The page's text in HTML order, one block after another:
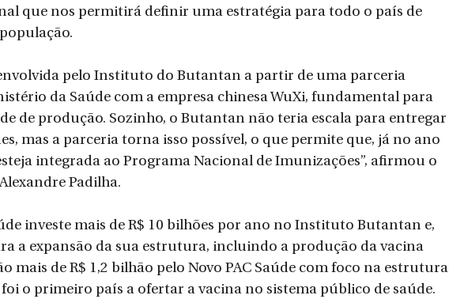
que nos permitirá definir uma estratégia para todo o país de
pelo Instituto do Butantan a partir de uma parceria
da Saúde com a empresa chinesa WuXi, fundamental para
de produção. Sozinho, o Butantan não teria escala para entregar
mas a parceria torna isso possível, o que permite que, já no ano
integrada ao Programa Nacional de Imunizações”, afirmou o
Padilha.
investe mais de R$ 10 bilhões por ano no Instituto Butantan e,
a expansão da sua estrutura, incluindo a produção da vacina
mais de R$ 1,2 bilhão pelo Novo PAC Saúde com foco na estrutura
o primeiro país a ofertar a vacina no sistema público de saúde.